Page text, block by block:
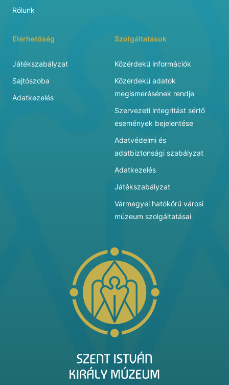
Rólunk
Elérhetőség
Játékszabályzat
Sajtószoba
Adatkezelés
Szolgáltatások
Közérdekű információk
Közérdekű adatok
megismerésének rendje
Szervezeti integritást sértő
események bejelentése
Adatvédelmi és
adatbiztonsági szabályzat
Adatkezelés
Játékszabályzat
Vármegyei hatókörű városi
múzeum szolgáltatásai